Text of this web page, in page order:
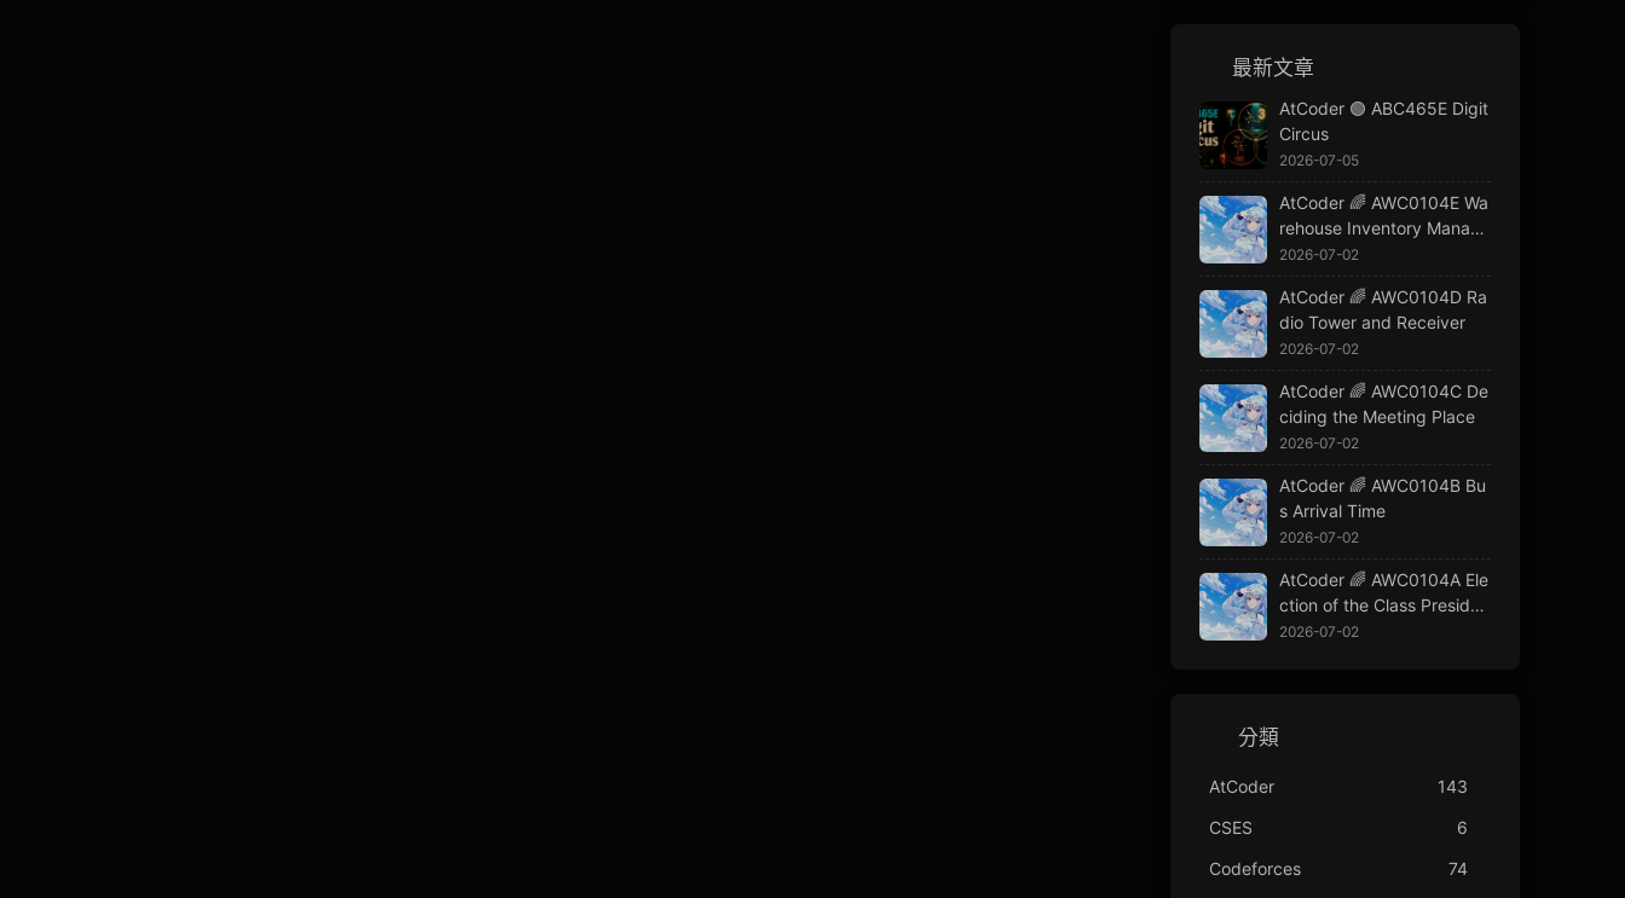
最新文章
AtCoder 🟢 ABC465E Digit
Circus
2026-07-05
AtCoder 🌈 AWC0104E Wa
rehouse Inventory Manage
ment
2026-07-02
AtCoder 🌈 AWC0104D Ra
dio Tower and Receiver
2026-07-02
AtCoder 🌈 AWC0104C De
ciding the Meeting Place
2026-07-02
AtCoder 🌈 AWC0104B Bu
s Arrival Time
2026-07-02
AtCoder 🌈 AWC0104A Ele
ction of the Class Presiden
t2026-07-02
分類
AtCoder
143
CSES
6
Codeforces
74